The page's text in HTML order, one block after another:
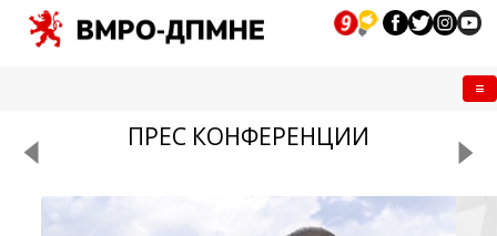
ПРЕС КОНФЕРЕНЦИИ